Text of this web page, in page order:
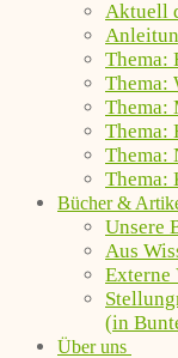
Aktuell
Thema:
Thema:
Thema:
Thema:
Thema:
Thema:
Bücher &
Unsere
Aus
Externe
(in
Über uns